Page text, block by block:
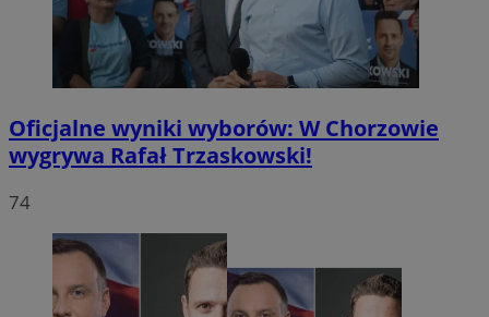
Oficjalne wyniki wyborów: W Chorzowie
wygrywa Rafał Trzaskowski!
74